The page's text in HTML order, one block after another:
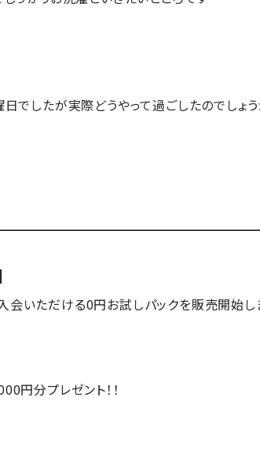
したが実際どうやって過ごしたのでしょう
いただける0円お試しパックを販売開始し
円分プレゼント！！